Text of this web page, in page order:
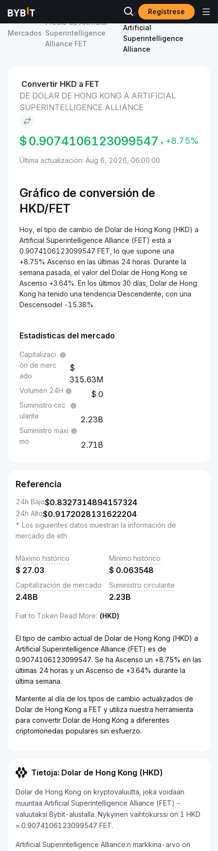
Regístrese
Mercados
Precio de Artificial
Superintelligence
Alliance FET
Dolar de Hong Kong to
Artificial
Superintelligence
Alliance
Convertir HKD a FET
DE DOLAR DE HONG KONG A ARTIFICIAL
SUPERINTELLIGENCE ALLIANCE
$ 0.9074106123099547 +8.75%
Última actualización: Aug 6, 2026, 06:00:00
Gráfico de conversión de
HKD/FET
Hoy, el tipo de cambio de Dolar de Hong Kong (HKD) a
Artificial Superintelligence Alliance (FET) está a
0.9074106123099547 FET, lo que supone una
+8.75% Ascenso en las últimas 24 horas. Durante la
semana pasada, el valor del Dolar de Hong Kong se
Ascenso +3.64%. En los últimos 30 días, Dolar de Hong
Kong ha tenido una tendencia Descendente, con una
Descensodel -15.38%.
Estadísticas del mercado
Capitalizaci
ón de merc
ado
315.63M
Volumen 24H 0
Suministro circ
ulante
2.23B
Suministro máxi
mo
2.71B
Referencia
24h Bajo$0.8327314894157324
24h Alto$0.9172028131622204
* Los siguientes datos muestran la información de
mercado de eth
Máximo histórico
$ 27.03
Mínimo histórico
$ 0.063548
Capitalización de mercado
2.48B
Suministro circulante
2.23B
Fiat to Token Read More: (HKD)
El tipo de cambio actual de Dolar de Hong Kong (HKD) a
Artificial Superintelligence Alliance (FET) es de
0.9074106123099547. Se ha Ascenso un +8.75% en las
últimas 24 horas y un Ascenso de +3.64% durante la
última semana.
Mantente al día de los tipos de cambio actualizados de
Dolar de Hong Kong a FET y utiliza nuestra herramienta
para convertir Dolar de Hong Kong a diferentes
criptomonedas populares sin esfuerzo.
Tietoja: Dolar de Hong Kong (HKD)
Dolar de Hong Kong on kryptovaluutta, joka voidaan
muuntaa Artificial Superintelligence Alliance (FET) -
valuutaksi Bybit-alustalla. Nykyinen vaihtokurssi on 1 HKD
= 0.9074106123099547 FET.
Artificial Superintelligence Alliance:n markkina-arvo on